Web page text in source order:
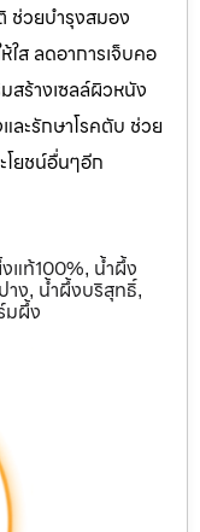
ช่วยบำรุงสมอง
ใส ลดอาการเจ็บคอ
สร้างเซลล์ผิวหนัง
ละรักษาโรคตับ ช่วย
โยชน์อื่นๆอีก
แท้100%, น้ำผึ้ง
าง, น้ำผึ้งบริสุทธิ์,
มผึ้ง